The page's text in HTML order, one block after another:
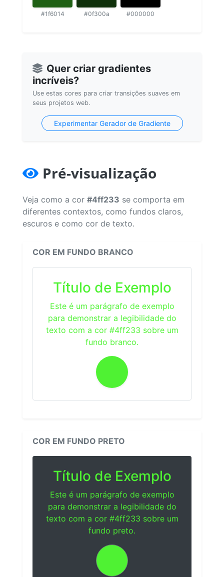
#1f6014 #0f300a #000000
Quer criar gradientes
incríveis?
Use estas cores para criar transições suaves em
seus projetos web.
Experimentar Gerador de Gradiente
Pré-visualização
Veja como a cor #4ff233 se comporta em
diferentes contextos, como fundos claros,
escuros e como cor de texto.
COR EM FUNDO BRANCO
Título de Exemplo
Este é um parágrafo de exemplo
para demonstrar a legibilidade do
texto com a cor #4ff233 sobre um
fundo branco.
COR EM FUNDO PRETO
Título de Exemplo
Este é um parágrafo de exemplo
para demonstrar a legibilidade do
texto com a cor #4ff233 sobre um
fundo preto.